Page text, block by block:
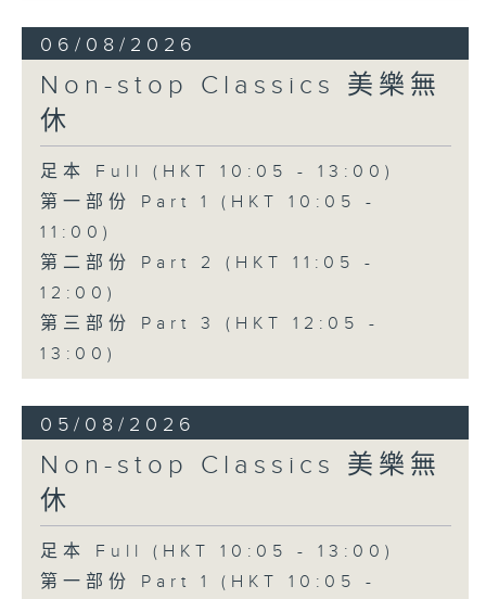
06/08/2026
Non-stop Classics 美樂無
休
足本 Full (HKT 10:05 - 13:00)
第一部份 Part 1 (HKT 10:05 -
11:00)
第二部份 Part 2 (HKT 11:05 -
12:00)
第三部份 Part 3 (HKT 12:05 -
13:00)
05/08/2026
Non-stop Classics 美樂無
休
足本 Full (HKT 10:05 - 13:00)
第一部份 Part 1 (HKT 10:05 -